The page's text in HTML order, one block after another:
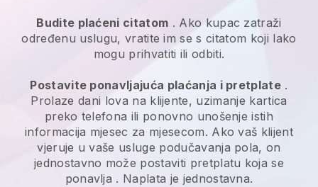
Budite plaćeni citatom . Ako kupac zatraži
određenu uslugu, vratite im se s citatom koji lako
mogu prihvatiti ili odbiti.
Postavite ponavljajuća plaćanja i pretplate .
Prolaze dani lova na klijente, uzimanje kartica
preko telefona ili ponovno unošenje istih
informacija mjesec za mjesecom. Ako vaš klijent
vjeruje u vaše usluge podučavanja pola, on
jednostavno može postaviti pretplatu koja se
ponavlja . Naplata je jednostavna.